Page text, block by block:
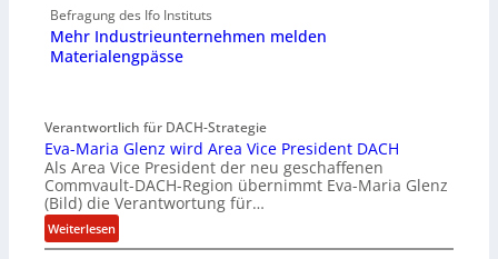
Befragung des Ifo Instituts
Mehr Industrieunternehmen melden
Materialengpässe
Verantwortlich für DACH-Strategie
Eva-Maria Glenz wird Area Vice President DACH
Als Area Vice President der neu geschaffenen
Commvault-DACH-Region übernimmt Eva-Maria Glenz
(Bild) die Verantwortung für…
Weiterlesen:
E